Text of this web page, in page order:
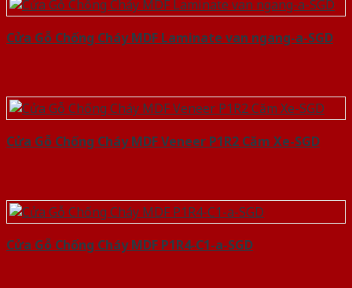
Cửa Gỗ Chống Cháy MDF Laminate van ngang-a-SGD
Cửa Gỗ Chống Cháy MDF Veneer P1R2 Căm Xe-SGD
Cửa Gỗ Chống Cháy MDF P1R4-C1-a-SGD